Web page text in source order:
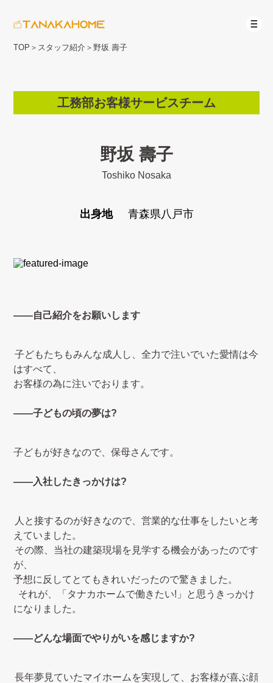
TOP ＞ スタッフ紹介 ＞ 野坂 壽子
工務部お客様サービスチーム
野坂 壽子
Toshiko Nosaka
出身地 青森県八戸市
――自己紹介をお願いします
子どもたちもみんな成人し、全力で注いでいた愛情は今
はすべて、
お客様の為に注いでおります。
――子どもの頃の夢は?
子どもが好きなので、保母さんです。
――入社したきっかけは?
人と接するのが好きなので、営業的な仕事をしたいと考
えていました。
その際、当社の建築現場を見学する機会があったのです
が、
予想に反してとてもきれいだったので驚きました。
それが、「タナカホームで働きたい!」と思うきっかけ
になりました。
――どんな場面でやりがいを感じますか?
長年夢見ていたマイホームを実現して、お客様が喜ぶ顔